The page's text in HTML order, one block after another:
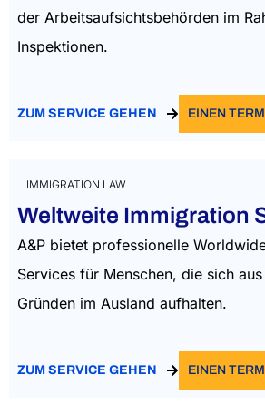
der Arbeitsaufsichtsbehörden im
Inspektionen.
ZUM SERVICE GEHEN EINEN
IMMIGRATION LAW
Weltweite Immigration
A&P bietet professionelle
Services für Menschen, die sich
Gründen im Ausland aufhalten.
ZUM SERVICE GEHEN EINEN